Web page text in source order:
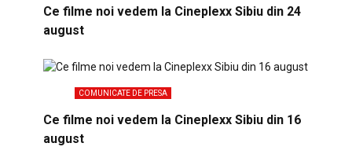
Ce filme noi vedem la Cineplexx Sibiu din 24
august
COMUNICATE DE PRESA
Ce filme noi vedem la Cineplexx Sibiu din 16
august